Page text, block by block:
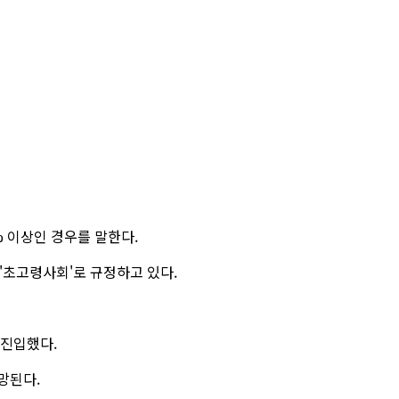
상인 경우를 말한다.
고령사회'로 규정하고 있다.
입했다.
된다.